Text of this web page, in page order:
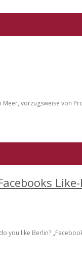
vorzugsweise von
like Berlin?